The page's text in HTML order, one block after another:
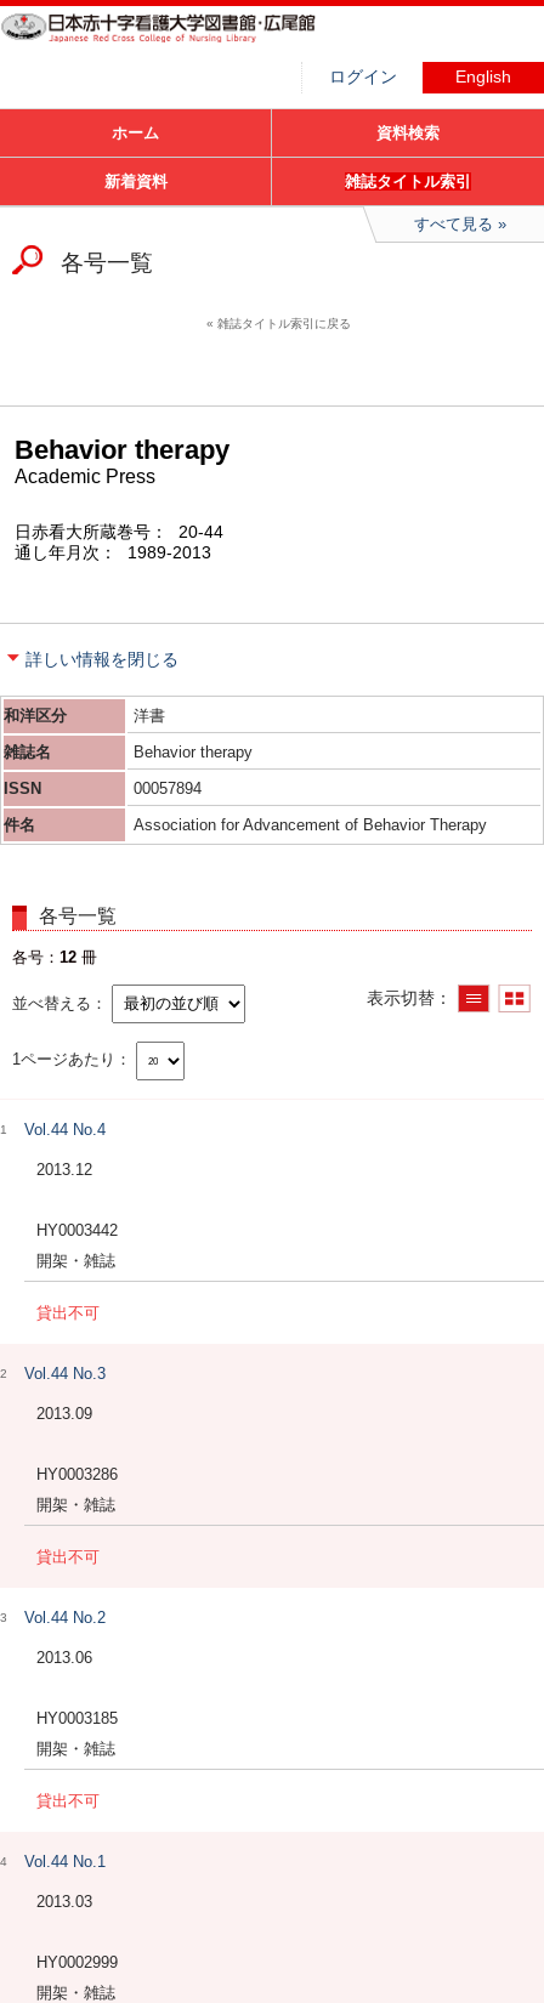
ログイン English
ホーム 資料検索
新着資料 雑誌タイトル索引
すべて見る
各号一覧
雑誌タイトル索引に戻る
Behavior therapy
Academic Press
日赤看大所蔵巻号
20-44
通し年月次
1989-2013
詳しい情報を閉じる
和洋区分
洋書
雑誌名
Behavior therapy
ISSN
00057894
件名
Association for Advancement of Behavior Therapy
各号一覧
各号 12 冊
並べ替える 表示切替
1ページあたり
1 Vol.44 No.4
2013.12
HY0003442
開架・雑誌
貸出不可
2 Vol.44 No.3
2013.09
HY0003286
開架・雑誌
貸出不可
3 Vol.44 No.2
2013.06
HY0003185
開架・雑誌
貸出不可
4 Vol.44 No.1
2013.03
HY0002999
開架・雑誌